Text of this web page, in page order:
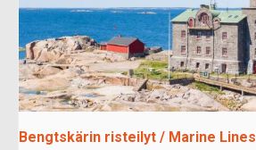
Bengtskärin risteilyt / Marine Lines